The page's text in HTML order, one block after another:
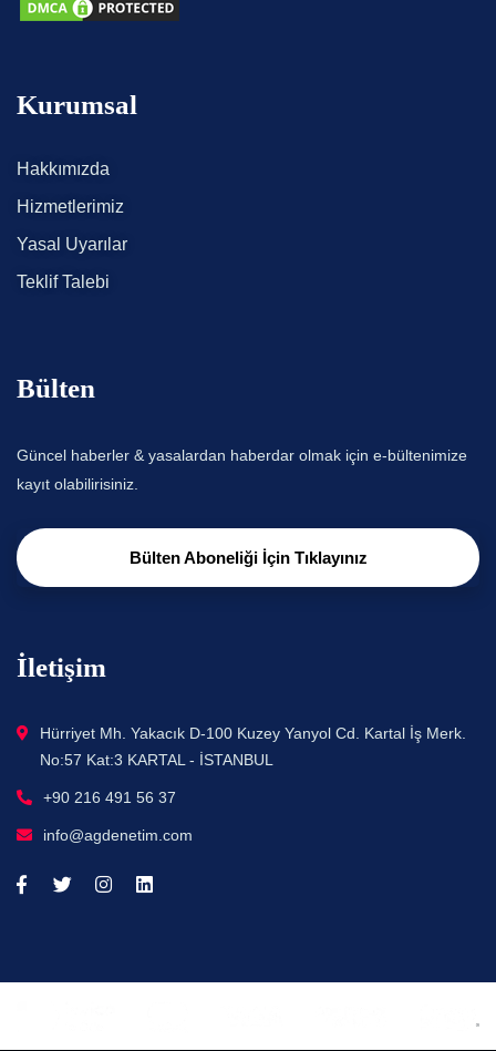
Kurumsal
Hakkımızda
Hizmetlerimiz
Yasal Uyarılar
Teklif Talebi
Bülten
Güncel haberler & yasalardan haberdar olmak için e-bültenimize
kayıt olabilirisiniz.
Bülten Aboneliği İçin Tıklayınız
İletişim
Hürriyet Mh. Yakacık D-100 Kuzey Yanyol Cd. Kartal İş Merk.
No:57 Kat:3 KARTAL - İSTANBUL
+90 216 491 56 37
info@agdenetim.com